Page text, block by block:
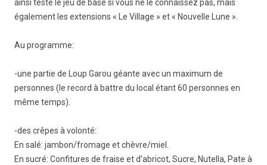
ainsi testé le jeu de base si vous ne le connaissez pas, mais
également les extensions « Le Village » et « Nouvelle Lune ».
Au programme:
-une partie de Loup Garou géante avec un maximum de
personnes (le record à battre du local étant 60 personnes en
même temps).
-des crêpes à volonté:
En salé: jambon/fromage et chèvre/miel.
En sucré: Confitures de fraise et d’abricot, Sucre, Nutella, Pate à